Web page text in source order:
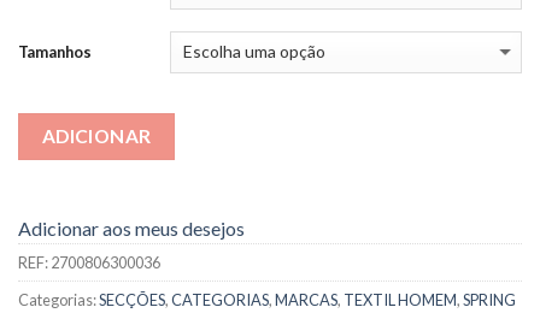
Tamanhos
ADICIONAR
Adicionar aos meus desejos
REF:2700806300036
Categorias:SECÇÕES,CATEGORIAS,MARCAS, TEXTIL HOMEM,SPRING